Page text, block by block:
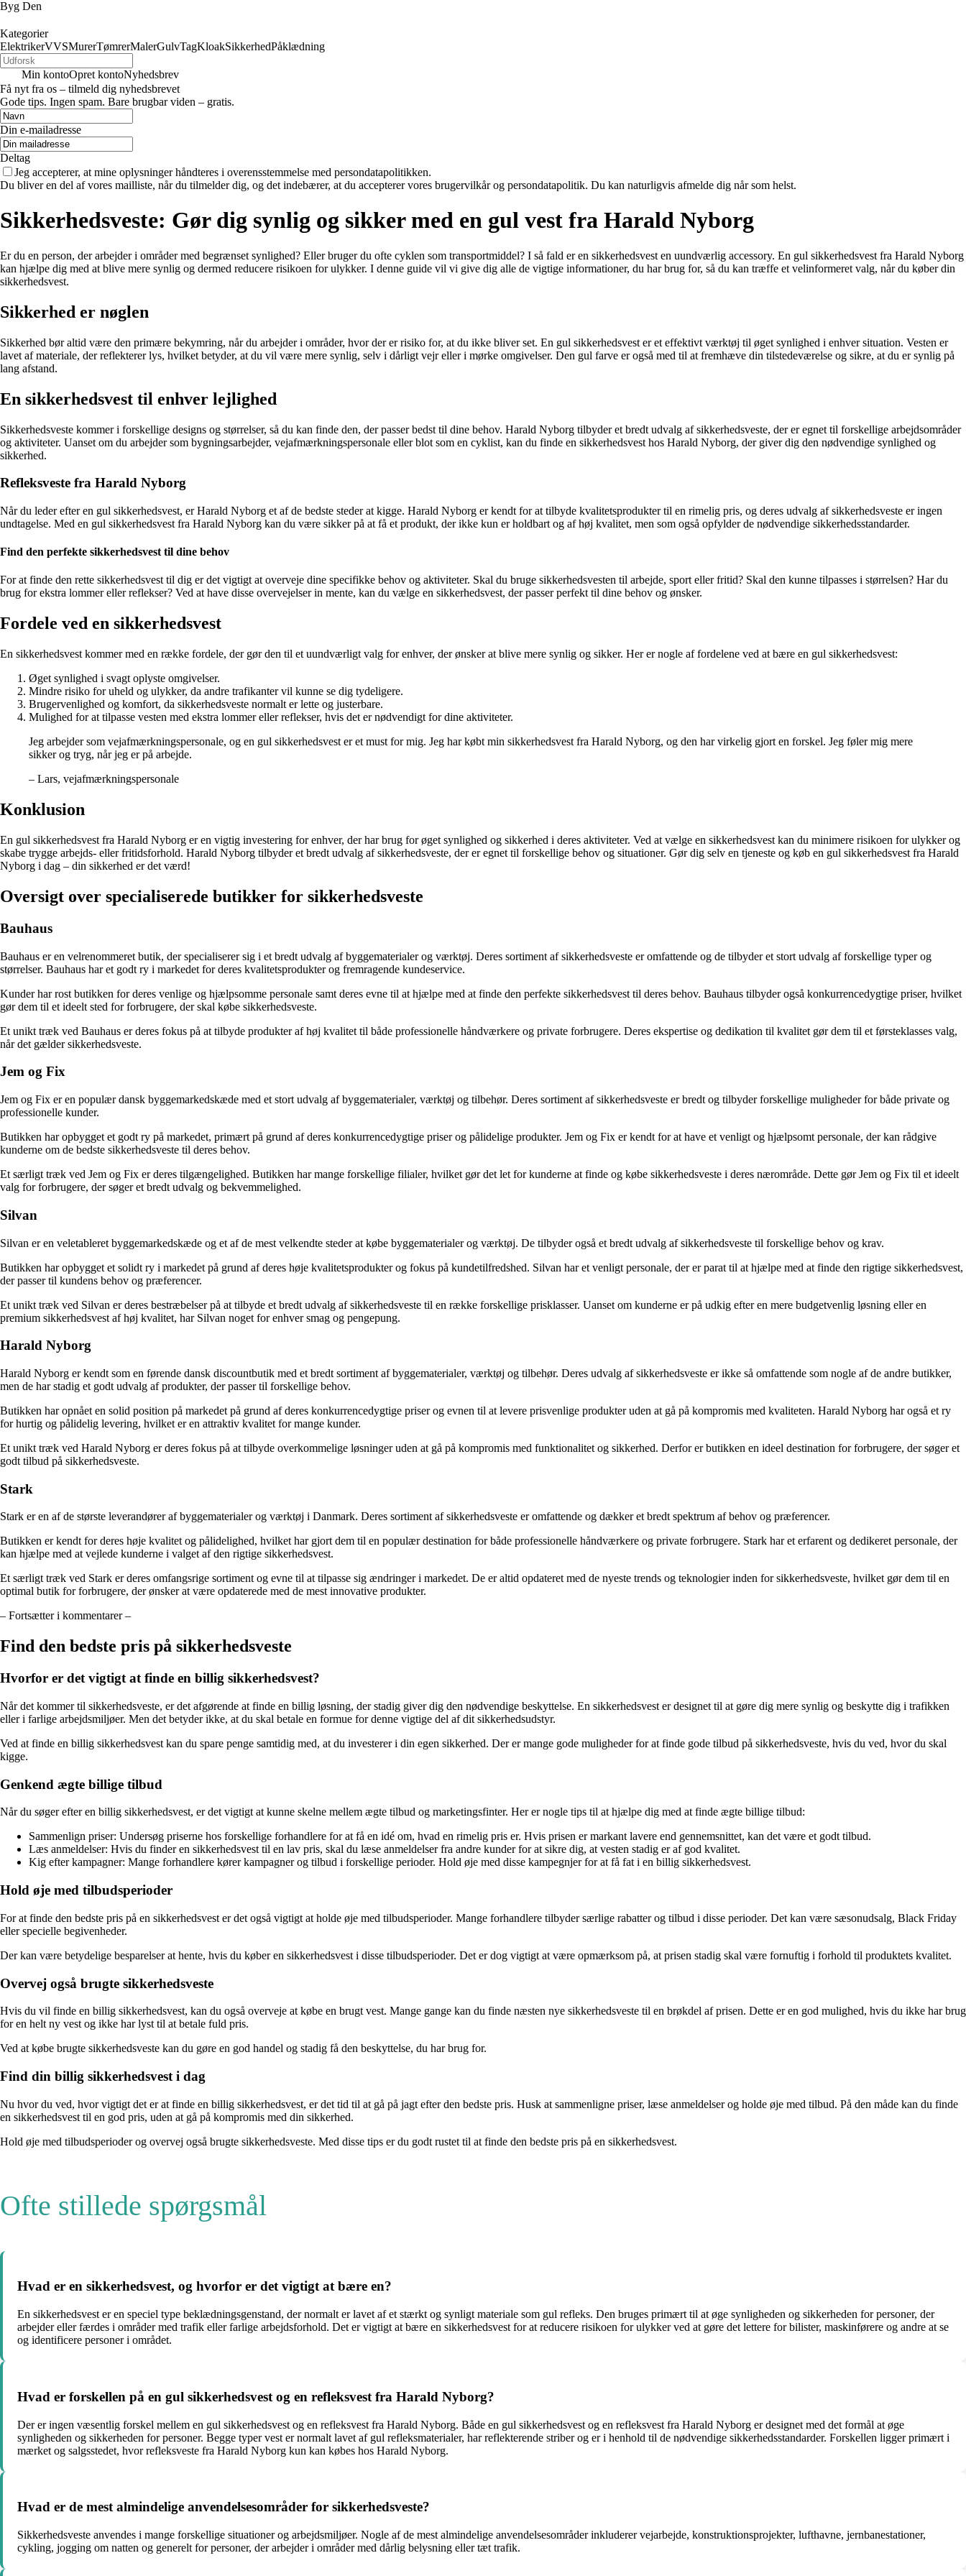
Byg Den
Kategorier
ElektrikerVVSMurerTømrerMalerGulvTagKloakSikkerhedPåklædning
Min kontoOpret kontoNyhedsbrev
Få nyt fra os – tilmeld dig nyhedsbrevet
Gode tips. Ingen spam. Bare brugbar viden – gratis.
Din e-mailadresse
Deltag
Jeg accepterer, at mine oplysninger håndteres i overensstemmelse med persondatapolitikken.
Du bliver en del af vores mailliste, når du tilmelder dig, og det indebærer, at du accepterer vores brugervilkår og persondatapolitik. Du kan naturligvis afmelde dig når som helst.
Sikkerhedsveste: Gør dig synlig og sikker med en gul vest fra Harald Nyborg
Er du en person, der arbejder i områder med begrænset synlighed? Eller bruger du ofte cyklen som transportmiddel? I så fald er en sikkerhedsvest en uundværlig accessory. En gul sikkerhedsvest fra Harald Nyborg
kan hjælpe dig med at blive mere synlig og dermed reducere risikoen for ulykker. I denne guide vil vi give dig alle de vigtige informationer, du har brug for, så du kan træffe et velinformeret valg, når du køber din
sikkerhedsvest.
Sikkerhed er nøglen
Sikkerhed bør altid være den primære bekymring, når du arbejder i områder, hvor der er risiko for, at du ikke bliver set. En gul sikkerhedsvest er et effektivt værktøj til øget synlighed i enhver situation. Vesten er
lavet af materiale, der reflekterer lys, hvilket betyder, at du vil være mere synlig, selv i dårligt vejr eller i mørke omgivelser. Den gul farve er også med til at fremhæve din tilstedeværelse og sikre, at du er synlig på
lang afstand.
En sikkerhedsvest til enhver lejlighed
Sikkerhedsveste kommer i forskellige designs og størrelser, så du kan finde den, der passer bedst til dine behov. Harald Nyborg tilbyder et bredt udvalg af sikkerhedsveste, der er egnet til forskellige arbejdsområder
og aktiviteter. Uanset om du arbejder som bygningsarbejder, vejafmærkningspersonale eller blot som en cyklist, kan du finde en sikkerhedsvest hos Harald Nyborg, der giver dig den nødvendige synlighed og
sikkerhed.
Refleksveste fra Harald Nyborg
Når du leder efter en gul sikkerhedsvest, er Harald Nyborg et af de bedste steder at kigge. Harald Nyborg er kendt for at tilbyde kvalitetsprodukter til en rimelig pris, og deres udvalg af sikkerhedsveste er ingen
undtagelse. Med en gul sikkerhedsvest fra Harald Nyborg kan du være sikker på at få et produkt, der ikke kun er holdbart og af høj kvalitet, men som også opfylder de nødvendige sikkerhedsstandarder.
Find den perfekte sikkerhedsvest til dine behov
For at finde den rette sikkerhedsvest til dig er det vigtigt at overveje dine specifikke behov og aktiviteter. Skal du bruge sikkerhedsvesten til arbejde, sport eller fritid? Skal den kunne tilpasses i størrelsen? Har du
brug for ekstra lommer eller reflekser? Ved at have disse overvejelser in mente, kan du vælge en sikkerhedsvest, der passer perfekt til dine behov og ønsker.
Fordele ved en sikkerhedsvest
En sikkerhedsvest kommer med en række fordele, der gør den til et uundværligt valg for enhver, der ønsker at blive mere synlig og sikker. Her er nogle af fordelene ved at bære en gul sikkerhedsvest:
Øget synlighed i svagt oplyste omgivelser.
Mindre risiko for uheld og ulykker, da andre trafikanter vil kunne se dig tydeligere.
Brugervenlighed og komfort, da sikkerhedsveste normalt er lette og justerbare.
Mulighed for at tilpasse vesten med ekstra lommer eller reflekser, hvis det er nødvendigt for dine aktiviteter.
Jeg arbejder som vejafmærkningspersonale, og en gul sikkerhedsvest er et must for mig. Jeg har købt min sikkerhedsvest fra Harald Nyborg, og den har virkelig gjort en forskel. Jeg føler mig mere
sikker og tryg, når jeg er på arbejde.
– Lars, vejafmærkningspersonale
Konklusion
En gul sikkerhedsvest fra Harald Nyborg er en vigtig investering for enhver, der har brug for øget synlighed og sikkerhed i deres aktiviteter. Ved at vælge en sikkerhedsvest kan du minimere risikoen for ulykker og
skabe trygge arbejds- eller fritidsforhold. Harald Nyborg tilbyder et bredt udvalg af sikkerhedsveste, der er egnet til forskellige behov og situationer. Gør dig selv en tjeneste og køb en gul sikkerhedsvest fra Harald
Nyborg i dag – din sikkerhed er det værd!
Oversigt over specialiserede butikker for sikkerhedsveste
Bauhaus
Bauhaus er en velrenommeret butik, der specialiserer sig i et bredt udvalg af byggematerialer og værktøj. Deres sortiment af sikkerhedsveste er omfattende og de tilbyder et stort udvalg af forskellige typer og
størrelser. Bauhaus har et godt ry i markedet for deres kvalitetsprodukter og fremragende kundeservice.
Kunder har rost butikken for deres venlige og hjælpsomme personale samt deres evne til at hjælpe med at finde den perfekte sikkerhedsvest til deres behov. Bauhaus tilbyder også konkurrencedygtige priser, hvilket
gør dem til et ideelt sted for forbrugere, der skal købe sikkerhedsveste.
Et unikt træk ved Bauhaus er deres fokus på at tilbyde produkter af høj kvalitet til både professionelle håndværkere og private forbrugere. Deres ekspertise og dedikation til kvalitet gør dem til et førsteklasses valg,
når det gælder sikkerhedsveste.
Jem og Fix
Jem og Fix er en populær dansk byggemarkedskæde med et stort udvalg af byggematerialer, værktøj og tilbehør. Deres sortiment af sikkerhedsveste er bredt og tilbyder forskellige muligheder for både private og
professionelle kunder.
Butikken har opbygget et godt ry på markedet, primært på grund af deres konkurrencedygtige priser og pålidelige produkter. Jem og Fix er kendt for at have et venligt og hjælpsomt personale, der kan rådgive
kunderne om de bedste sikkerhedsveste til deres behov.
Et særligt træk ved Jem og Fix er deres tilgængelighed. Butikken har mange forskellige filialer, hvilket gør det let for kunderne at finde og købe sikkerhedsveste i deres nærområde. Dette gør Jem og Fix til et ideelt
valg for forbrugere, der søger et bredt udvalg og bekvemmelighed.
Silvan
Silvan er en veletableret byggemarkedskæde og et af de mest velkendte steder at købe byggematerialer og værktøj. De tilbyder også et bredt udvalg af sikkerhedsveste til forskellige behov og krav.
Butikken har opbygget et solidt ry i markedet på grund af deres høje kvalitetsprodukter og fokus på kundetilfredshed. Silvan har et venligt personale, der er parat til at hjælpe med at finde den rigtige sikkerhedsvest,
der passer til kundens behov og præferencer.
Et unikt træk ved Silvan er deres bestræbelser på at tilbyde et bredt udvalg af sikkerhedsveste til en række forskellige prisklasser. Uanset om kunderne er på udkig efter en mere budgetvenlig løsning eller en
premium sikkerhedsvest af høj kvalitet, har Silvan noget for enhver smag og pengepung.
Harald Nyborg
Harald Nyborg er kendt som en førende dansk discountbutik med et bredt sortiment af byggematerialer, værktøj og tilbehør. Deres udvalg af sikkerhedsveste er ikke så omfattende som nogle af de andre butikker,
men de har stadig et godt udvalg af produkter, der passer til forskellige behov.
Butikken har opnået en solid position på markedet på grund af deres konkurrencedygtige priser og evnen til at levere prisvenlige produkter uden at gå på kompromis med kvaliteten. Harald Nyborg har også et ry
for hurtig og pålidelig levering, hvilket er en attraktiv kvalitet for mange kunder.
Et unikt træk ved Harald Nyborg er deres fokus på at tilbyde overkommelige løsninger uden at gå på kompromis med funktionalitet og sikkerhed. Derfor er butikken en ideel destination for forbrugere, der søger et
godt tilbud på sikkerhedsveste.
Stark
Stark er en af de største leverandører af byggematerialer og værktøj i Danmark. Deres sortiment af sikkerhedsveste er omfattende og dækker et bredt spektrum af behov og præferencer.
Butikken er kendt for deres høje kvalitet og pålidelighed, hvilket har gjort dem til en populær destination for både professionelle håndværkere og private forbrugere. Stark har et erfarent og dedikeret personale, der
kan hjælpe med at vejlede kunderne i valget af den rigtige sikkerhedsvest.
Et særligt træk ved Stark er deres omfangsrige sortiment og evne til at tilpasse sig ændringer i markedet. De er altid opdateret med de nyeste trends og teknologier inden for sikkerhedsveste, hvilket gør dem til en
optimal butik for forbrugere, der ønsker at være opdaterede med de mest innovative produkter.
– Fortsætter i kommentarer –
Find den bedste pris på sikkerhedsveste
Hvorfor er det vigtigt at finde en billig sikkerhedsvest?
Når det kommer til sikkerhedsveste, er det afgørende at finde en billig løsning, der stadig giver dig den nødvendige beskyttelse. En sikkerhedsvest er designet til at gøre dig mere synlig og beskytte dig i trafikken
eller i farlige arbejdsmiljøer. Men det betyder ikke, at du skal betale en formue for denne vigtige del af dit sikkerhedsudstyr.
Ved at finde en billig sikkerhedsvest kan du spare penge samtidig med, at du investerer i din egen sikkerhed. Der er mange gode muligheder for at finde gode tilbud på sikkerhedsveste, hvis du ved, hvor du skal
kigge.
Genkend ægte billige tilbud
Når du søger efter en billig sikkerhedsvest, er det vigtigt at kunne skelne mellem ægte tilbud og marketingsfinter. Her er nogle tips til at hjælpe dig med at finde ægte billige tilbud:
Sammenlign priser: Undersøg priserne hos forskellige forhandlere for at få en idé om, hvad en rimelig pris er. Hvis prisen er markant lavere end gennemsnittet, kan det være et godt tilbud.
Læs anmeldelser: Hvis du finder en sikkerhedsvest til en lav pris, skal du læse anmeldelser fra andre kunder for at sikre dig, at vesten stadig er af god kvalitet.
Kig efter kampagner: Mange forhandlere kører kampagner og tilbud i forskellige perioder. Hold øje med disse kampegnjer for at få fat i en billig sikkerhedsvest.
Hold øje med tilbudsperioder
For at finde den bedste pris på en sikkerhedsvest er det også vigtigt at holde øje med tilbudsperioder. Mange forhandlere tilbyder særlige rabatter og tilbud i disse perioder. Det kan være sæsonudsalg, Black Friday
eller specielle begivenheder.
Der kan være betydelige besparelser at hente, hvis du køber en sikkerhedsvest i disse tilbudsperioder. Det er dog vigtigt at være opmærksom på, at prisen stadig skal være fornuftig i forhold til produktets kvalitet.
Overvej også brugte sikkerhedsveste
Hvis du vil finde en billig sikkerhedsvest, kan du også overveje at købe en brugt vest. Mange gange kan du finde næsten nye sikkerhedsveste til en brøkdel af prisen. Dette er en god mulighed, hvis du ikke har brug
for en helt ny vest og ikke har lyst til at betale fuld pris.
Ved at købe brugte sikkerhedsveste kan du gøre en god handel og stadig få den beskyttelse, du har brug for.
Find din billig sikkerhedsvest i dag
Nu hvor du ved, hvor vigtigt det er at finde en billig sikkerhedsvest, er det tid til at gå på jagt efter den bedste pris. Husk at sammenligne priser, læse anmeldelser og holde øje med tilbud. På den måde kan du finde
en sikkerhedsvest til en god pris, uden at gå på kompromis med din sikkerhed.
Hold øje med tilbudsperioder og overvej også brugte sikkerhedsveste. Med disse tips er du godt rustet til at finde den bedste pris på en sikkerhedsvest.
Ofte stillede spørgsmål
Hvad er en sikkerhedsvest, og hvorfor er det vigtigt at bære en?
En sikkerhedsvest er en speciel type beklædningsgenstand, der normalt er lavet af et stærkt og synligt materiale som gul refleks. Den bruges primært til at øge synligheden og sikkerheden for personer, der
arbejder eller færdes i områder med trafik eller farlige arbejdsforhold. Det er vigtigt at bære en sikkerhedsvest for at reducere risikoen for ulykker ved at gøre det lettere for bilister, maskinførere og andre at se
og identificere personer i området.
Hvad er forskellen på en gul sikkerhedsvest og en refleksvest fra Harald Nyborg?
Der er ingen væsentlig forskel mellem en gul sikkerhedsvest og en refleksvest fra Harald Nyborg. Både en gul sikkerhedsvest og en refleksvest fra Harald Nyborg er designet med det formål at øge
synligheden og sikkerheden for personer. Begge typer vest er normalt lavet af gul refleksmaterialer, har reflekterende striber og er i henhold til de nødvendige sikkerhedsstandarder. Forskellen ligger primært i
mærket og salgsstedet, hvor refleksveste fra Harald Nyborg kun kan købes hos Harald Nyborg.
Hvad er de mest almindelige anvendelsesområder for sikkerhedsveste?
Sikkerhedsveste anvendes i mange forskellige situationer og arbejdsmiljøer. Nogle af de mest almindelige anvendelsesområder inkluderer vejarbejde, konstruktionsprojekter, lufthavne, jernbanestationer,
cykling, jogging om natten og generelt for personer, der arbejder i områder med dårlig belysning eller tæt trafik.